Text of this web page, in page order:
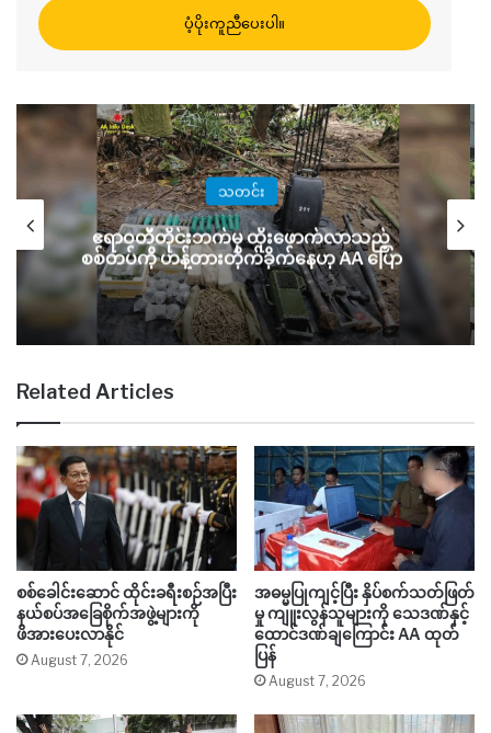
ပံ့ပိုးကူညီပေးပါ။
သတင်း
ဝတီတိုင်းဘက်မှ ထိုးဖောက်လာသည့်
ကို ဟန့်တားတိုက်ခိုက်နေဟု AA ပြော
အွန်လိုင်း
စီးပွားရ
Related Articles
စစ်ခေါင်းဆောင် ထိုင်းခရီးစဉ်အပြီး
နယ်စပ်အခြေစိုက်အဖွဲ့များကို
ဖိအားပေးလာနိုင်
August 7, 2026
အဓမ္မပြုကျင့်ပြီး နှိပ်စက်သတ်ဖြတ်
မှု ကျူးလွန်သူများကို သေဒဏ်နှင့်
ထောင်ဒဏ်ချကြောင်း AA ထုတ်
ပြန်
August 7, 2026